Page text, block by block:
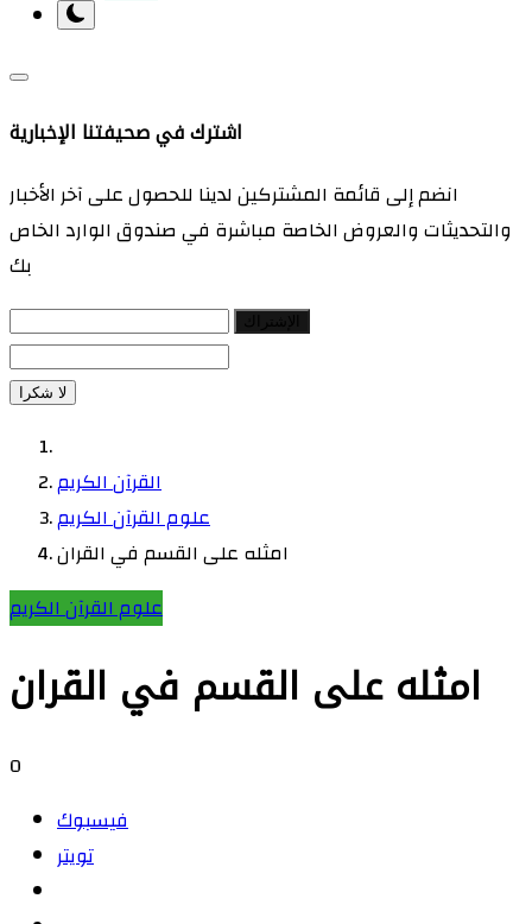
اشترك في صحيفتنا الإخبارية
انضم إلى قائمة المشتركين لدينا للحصول على آخر الأخبار
والتحديثات والعروض الخاصة مباشرة في صندوق الوارد الخاص
بك
لا شكرا
القرآن الكريم
علوم القرآن الكريم
امثله على القسم في القران
علوم القرآن الكريم
امثله على القسم في القران
0
فيسبوك
تويتر